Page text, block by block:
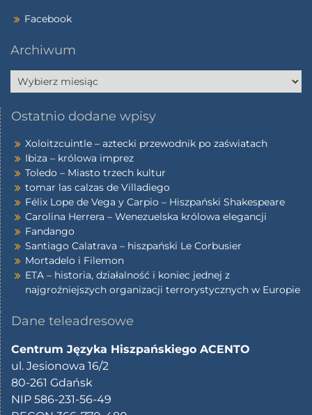
Facebook
Archiwum
Ostatnio dodane wpisy
Xoloitzcuintle – aztecki przewodnik po zaświatach
Ibiza – królowa imprez
Toledo – Miasto trzech kultur
tomar las calzas de Villadiego
Félix Lope de Vega y Carpio – Hiszpański Shakespeare
Carolina Herrera – Wenezuelska królowa elegancji
Fandango
Santiago Calatrava – hiszpański Le Corbusier
Mortadelo i Filemon
ETA – historia, działalność i koniec jednej z
najgroźniejszych organizacji terrorystycznych w Europie
Dane teleadresowe
Centrum Języka Hiszpańskiego ACENTO
ul. Jesionowa 16/2
80-261 Gdańsk
NIP 586-231-56-49